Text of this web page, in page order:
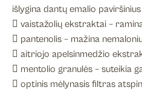
išlygina dantų emalio
 vaistažolių ekstraktai –
 pantenolis – mažina
 aitriojo apelsinmedžio
 mentolio granulės – suteikia
 optinis mėlynasis filtras